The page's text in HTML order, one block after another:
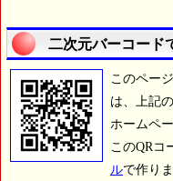
二次元バーコード
このペー
は、上記の
ホームペ
このQRコ
ルで作り